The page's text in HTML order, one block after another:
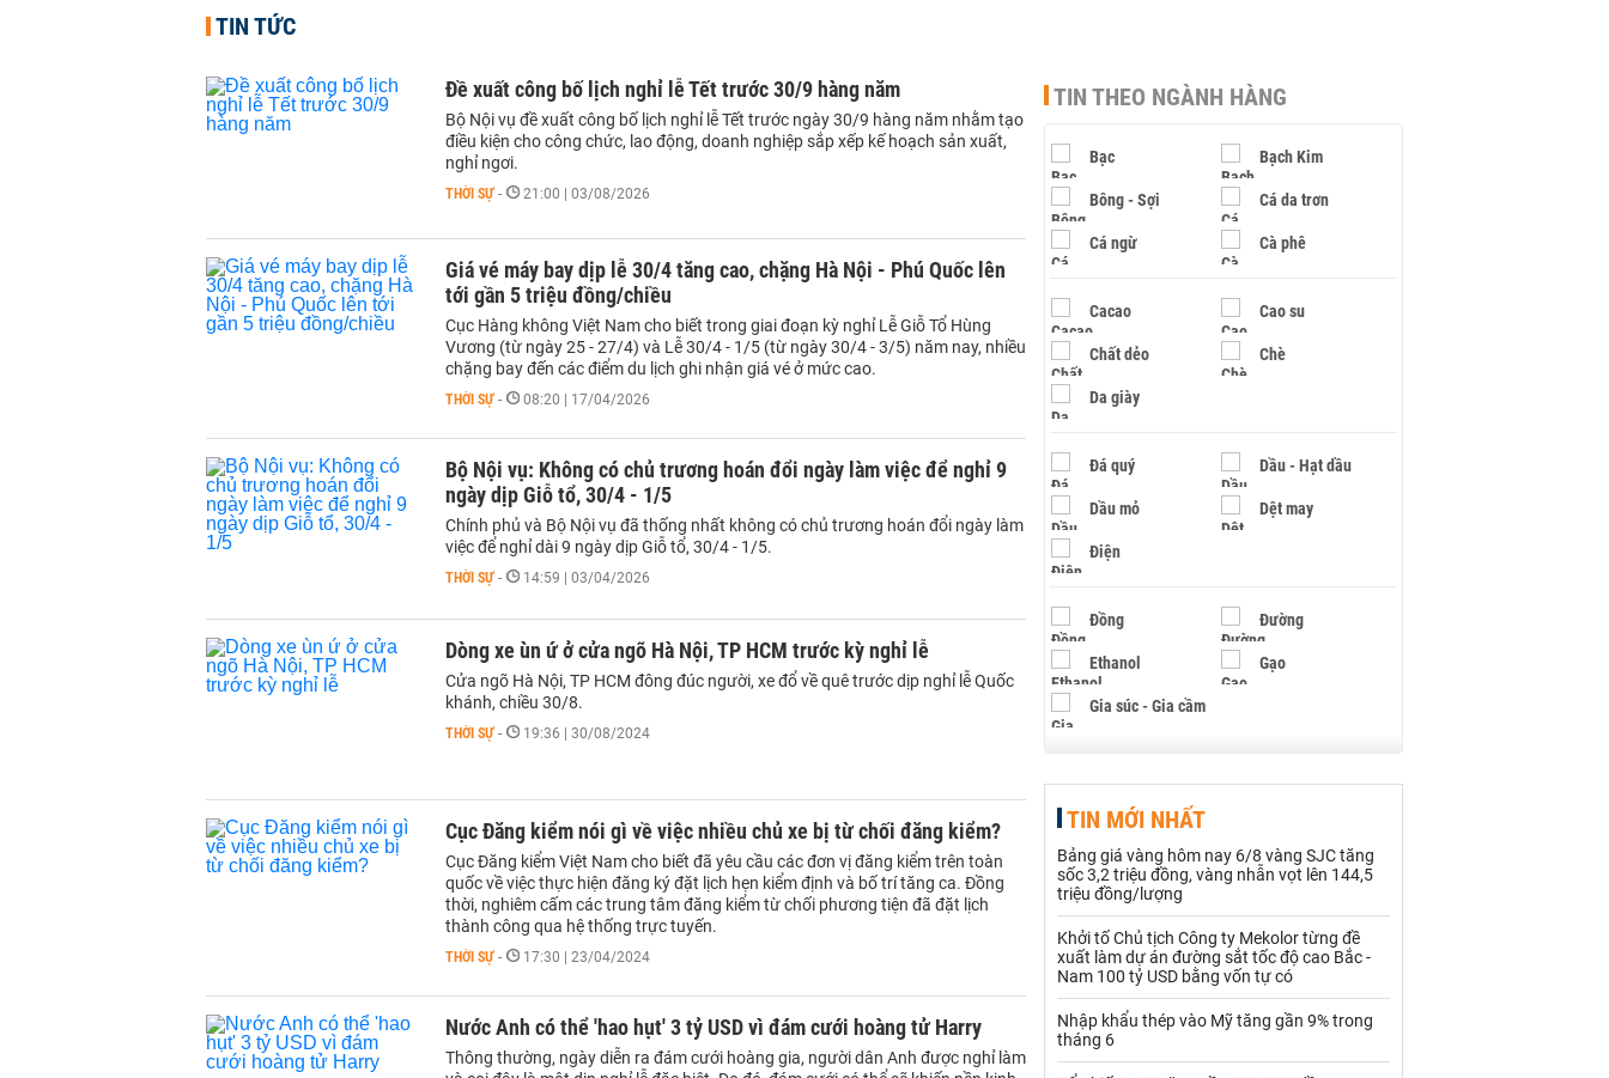
TIN TỨC
Đề xuất công bố lịch nghỉ lễ Tết trước 30/9 hàng năm
Bộ Nội vụ đề xuất công bố lịch nghỉ lễ Tết trước ngày 30/9 hàng năm nhằm tạo
điều kiện cho công chức, lao động, doanh nghiệp sắp xếp kế hoạch sản xuất,
nghỉ ngơi.
THỜI SỰ - 21:00 | 03/08/2026
Giá vé máy bay dịp lễ 30/4 tăng cao, chặng Hà Nội - Phú Quốc lên
tới gần 5 triệu đồng/chiều
Cục Hàng không Việt Nam cho biết trong giai đoạn kỳ nghỉ Lễ Giỗ Tổ Hùng
Vương (từ ngày 25 - 27/4) và Lễ 30/4 - 1/5 (từ ngày 30/4 - 3/5) năm nay, nhiều
chặng bay đến các điểm du lịch ghi nhận giá vé ở mức cao.
THỜI SỰ - 08:20 | 17/04/2026
Bộ Nội vụ: Không có chủ trương hoán đổi ngày làm việc để nghỉ 9
ngày dịp Giỗ tổ, 30/4 - 1/5
Chính phủ và Bộ Nội vụ đã thống nhất không có chủ trương hoán đổi ngày làm
việc để nghỉ dài 9 ngày dịp Giỗ tổ, 30/4 - 1/5.
THỜI SỰ - 14:59 | 03/04/2026
Dòng xe ùn ứ ở cửa ngõ Hà Nội, TP HCM trước kỳ nghỉ lễ
Cửa ngõ Hà Nội, TP HCM đông đúc người, xe đổ về quê trước dịp nghỉ lễ Quốc
khánh, chiều 30/8.
THỜI SỰ - 19:36 | 30/08/2024
Cục Đăng kiểm nói gì về việc nhiều chủ xe bị từ chối đăng kiểm?
Cục Đăng kiểm Việt Nam cho biết đã yêu cầu các đơn vị đăng kiểm trên toàn
quốc về việc thực hiện đăng ký đặt lịch hẹn kiểm định và bố trí tăng ca. Đồng
thời, nghiêm cấm các trung tâm đăng kiểm từ chối phương tiện đã đặt lịch
thành công qua hệ thống trực tuyến.
THỜI SỰ - 17:30 | 23/04/2024
Nước Anh có thể 'hao hụt' 3 tỷ USD vì đám cưới hoàng tử Harry
Thông thường, ngày diễn ra đám cưới hoàng gia, người dân Anh được nghỉ làm
TIN THEO NGÀNH HÀNG
Bạc Bạch Kim
Bông - Sợi Cá da trơn
Cá ngừ Cà phê
Cacao Cao su
Chất dẻo Chè
Da giày
Đá quý Dầu - Hạt dầu
Dầu mỏ Dệt may
Điện
Đồng Đường
Ethanol Gạo
Gia súc - Gia cầm
Hạt điều
Khí đốt
Kim loại khác Mắc ca
Muối Ngũ cốc
Nhựa - Hạt nhựa
TIN MỚI NHẤT
Bảng giá vàng hôm nay 6/8 vàng SJC tăng
sốc 3,2 triệu đồng, vàng nhẫn vọt lên 144,5
triệu đồng/lượng
Khởi tố Chủ tịch Công ty Mekolor từng đề
xuất làm dự án đường sắt tốc độ cao Bắc -
Nam 100 tỷ USD bằng vốn tự có
Nhập khẩu thép vào Mỹ tăng gần 9% trong
tháng 6